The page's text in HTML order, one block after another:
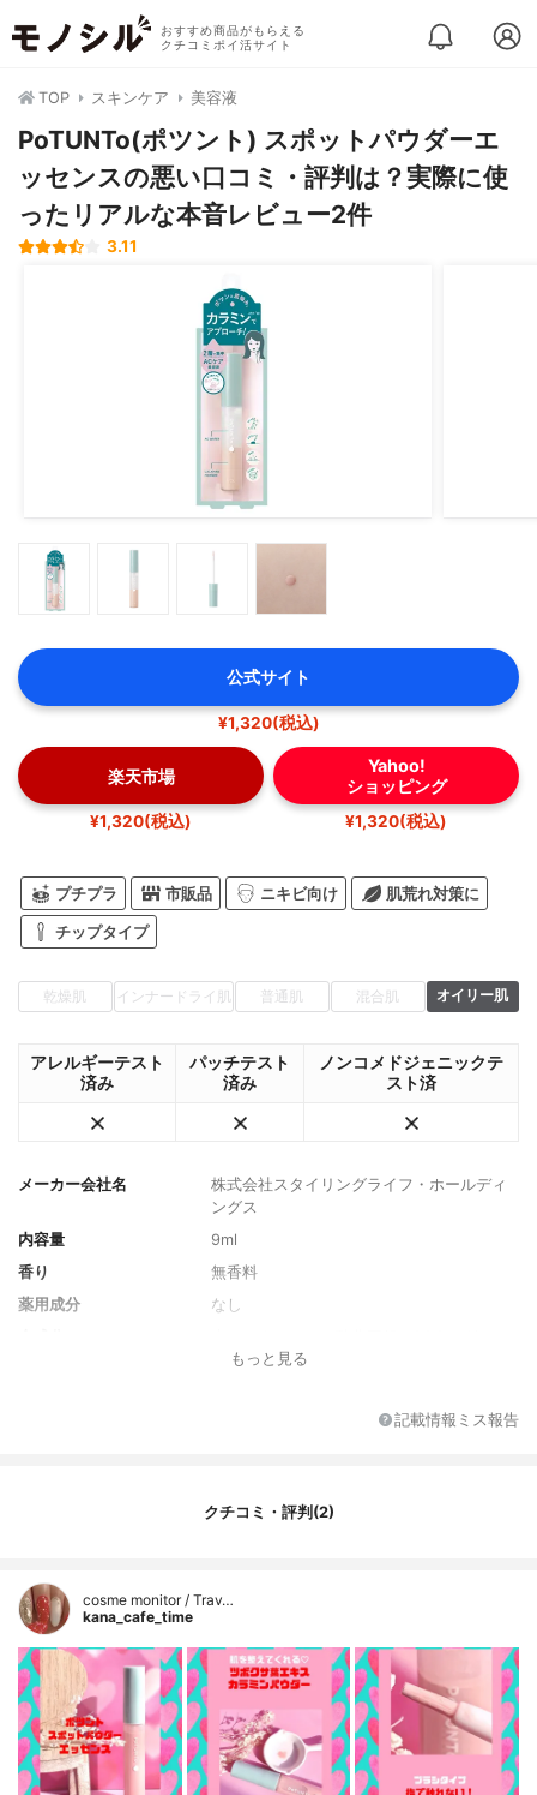
おすすめ商品がもらえる
クチコミポイ活サイト
TOP スキンケア 美容液
PoTUNTo(ポツント) スポットパウダーエ
ッセンスの悪い口コミ・評判は？実際に使
ったリアルな本音レビュー2件
3.11
公式サイト
¥1,320(税込)
楽天市場
¥1,320(税込)
Yahoo!
ショッピング
¥1,320(税込)
プチプラ 市販品 ニキビ向け 肌荒れ対策に
チップタイプ
乾燥肌 インナードライ肌 普通肌 混合肌 オイリー肌
アレルギーテスト
済み
パッチテスト
済み
ノンコメドジェニックテ
スト済
メーカー会社名
株式会社スタイリングライフ・ホールディ
ングス
内容量
9ml
香り
無香料
薬用成分
なし
リン、カオリン、アラントイン、グリチル
ノキシエタノール、酸化チタン、酸化鉄
もっと見る
記載情報ミス報告
クチコミ・評判(2)
cosme monitor / Trav…
kana_cafe_time